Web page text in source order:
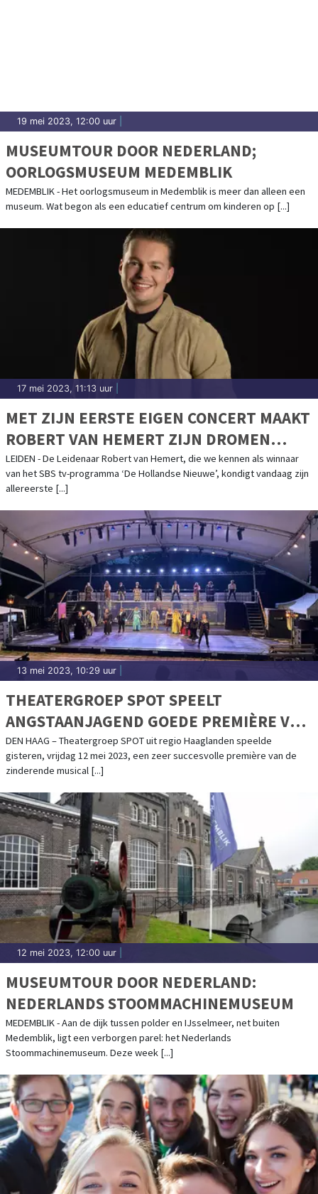
19 mei 2023, 12:00 uur
MUSEUMTOUR DOOR NEDERLAND;
OORLOGSMUSEUM MEDEMBLIK
MEDEMBLIK - Het oorlogsmuseum in Medemblik is meer dan alleen een
museum. Wat begon als een educatief centrum om kinderen op [...]
17 mei 2023, 11:13 uur
MET ZIJN EERSTE EIGEN CONCERT MAAKT
ROBERT VAN HEMERT ZIJN DROMEN
WAAR
LEIDEN - De Leidenaar Robert van Hemert, die we kennen als winnaar
van het SBS tv-programma ‘De Hollandse Nieuwe’, kondigt vandaag zijn
allereerste [...]
13 mei 2023, 10:29 uur
THEATERGROEP SPOT SPEELT
ANGSTAANJAGEND GOEDE PREMIÈRE VAN
JEKYLL & HYDE
DEN HAAG – Theatergroep SPOT uit regio Haaglanden speelde
gisteren, vrijdag 12 mei 2023, een zeer succesvolle première van de
zinderende musical [...]
12 mei 2023, 12:00 uur
MUSEUMTOUR DOOR NEDERLAND:
NEDERLANDS STOOMMACHINEMUSEUM
MEDEMBLIK - Aan de dijk tussen polder en IJsselmeer, net buiten
Medemblik, ligt een verborgen parel: het Nederlands
Stoommachinemuseum. Deze week [...]